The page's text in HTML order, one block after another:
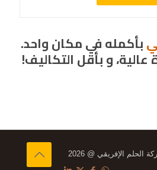
بأكمله في مكان واحد.
و بأقل التكاليف!
الإفريقي @ 2026